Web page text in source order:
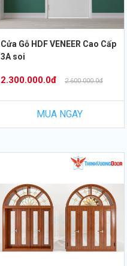
Cửa Gỗ HDF VENEER Cao Cấp
3A soi
2.300.000.0đ 2.600.000.0đ
MUA NGAY